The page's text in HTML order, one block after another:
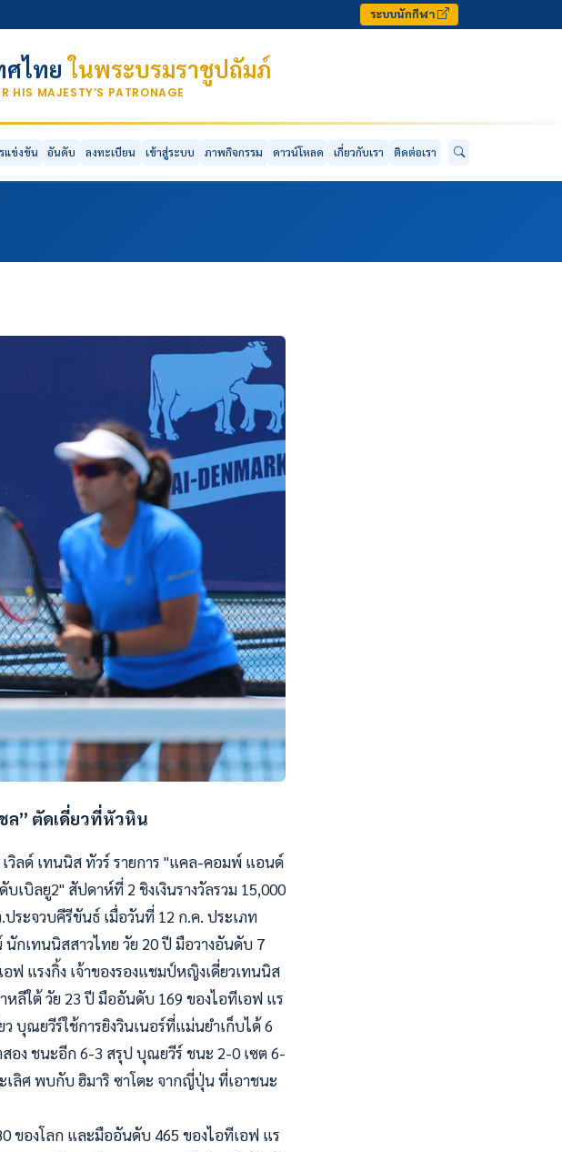
ระบบนักกีฬา
ศไทยในพระบรมราชูปถัมภ์
HIS MAJESTY’S PATRONAGE
แข่งขัน อันดับ ลงทะเบียน เข้าสู่ระบบ ภาพกิจกรรม ดาวน์โหลด เกี่ยวกับเรา ติดต่อเรา
ล” ตัดเดี่ยวที่หัวหิน
ลด์ เทนนิส ทัวร์ รายการ "แคล-คอมพ์ แอนด์
เบิลยู2" สัปดาห์ที่ 2 ชิงเงินรางวัลรวม 15,000
ระจวบคีรีขันธ์ เมื่อวันที่ 12 ก.ค. ประเภท
กเทนนิสสาวไทย วัย 20 ปี มือวางอันดับ 7
แรงกิ้ง เจ้าของรองแชมป์หญิงเดี่ยวเทนนิส
ลีใต้ วัย 23 ปี มืออันดับ 169 ของไอทีเอฟ แร
ว บุณยวีร์ใช้การยิงวินเนอร์ที่แม่นยำเก็บได้ 6
อง ชนะอีก 6-3 สรุป บุณยวีร์ ชนะ 2-0 เซต 6-
เลิศ พบกับ ฮิมาริ ซาโตะ จากญี่ปุ่น ที่เอาชนะ
ของโลก และมืออันดับ 465 ของไอทีเอฟ แร